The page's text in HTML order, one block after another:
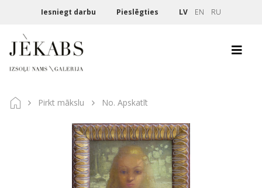
Iesniegt darbu Pieslēgties LV EN RU
Pirkt mākslu No. Apskatīt